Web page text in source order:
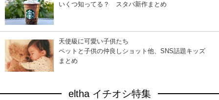
いくつ知ってる？ スタバ新作まとめ
天使級に可愛い子供たち
ペットと子供の仲良しショット他、SNS話題キッズ
まとめ
eltha イチオシ特集